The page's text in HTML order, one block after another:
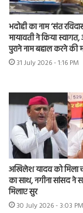
भदोही का नाम ‘संत
मायावती ने किया
पुराने नाम बहाल करने की
31 July 2026 - 1:16 PM
अखिलेश यादव को मिला
का साथ, नगीना सांसद ने
मिलाए सुर
30 July 2026 - 3:03 PM